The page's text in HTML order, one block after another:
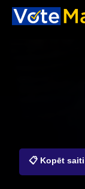
📋 Kopēt saiti